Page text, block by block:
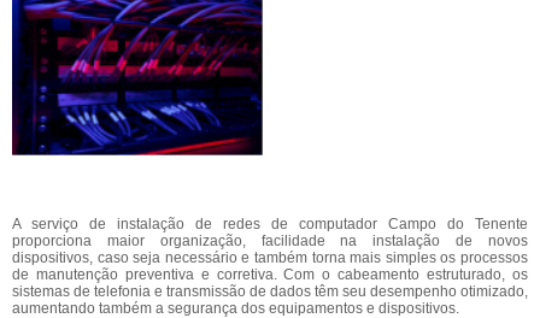
A serviço de instalação de redes de computador Campo do Tenente
proporciona maior organização, facilidade na instalação de novos
dispositivos, caso seja necessário e também torna mais simples os processos
de manutenção preventiva e corretiva. Com o cabeamento estruturado, os
sistemas de telefonia e transmissão de dados têm seu desempenho otimizado,
aumentando também a segurança dos equipamentos e dispositivos.